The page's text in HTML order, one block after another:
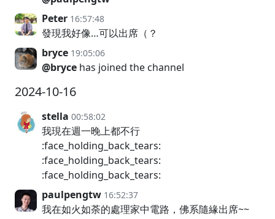
Peter 16:57:48
發現我好像…可以出席（？
bryce 19:05:06
@bryce has joined the channel
2024-10-16
stella 00:58:02
我現在週一晚上都不行
:face_holding_back_tears:
:face_holding_back_tears:
:face_holding_back_tears:
paulpengtw 16:52:37
我在如火如荼的處理家中電路，佛系隨緣出席~~